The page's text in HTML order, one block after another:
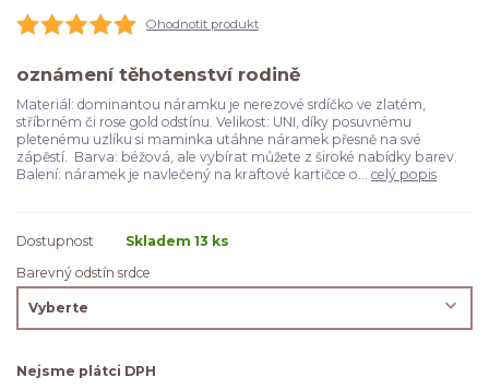
Ohodnotit produkt
oznámení těhotenství rodině
Materiál: dominantou náramku je nerezové srdíčko ve zlatém,
stříbrném či rose gold odstínu. Velikost: UNI, díky posuvnému
pletenému uzlíku si maminka utáhne náramek přesně na své
zápěstí. Barva: béžová, ale vybírat můžete z široké nabídky barev.
Balení: náramek je navlečený na kraftové kartičce o... celý popis
Dostupnost
Skladem 13 ks
Barevný odstín srdce
Nejsme plátci DPH